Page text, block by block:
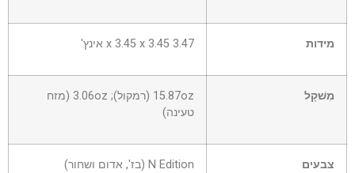
מידות 3.47 x 3.45 x 3.45 אינץ'
מִשׁקָל
15.87oz (רמקול); 3.06oz (מזח
טעינה)
צבעים N Edition (בז', אדום ושחור)